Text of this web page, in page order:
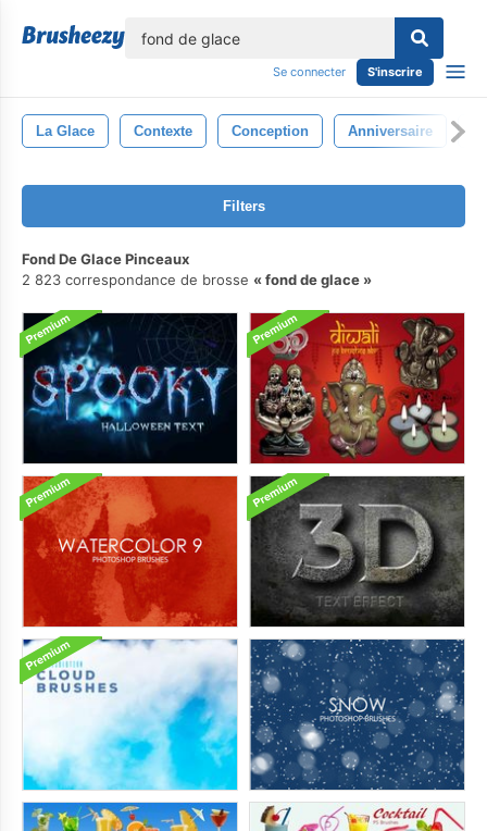
Se connecter S'inscrire
La Glace Contexte Conception Anniversaire
Filters
Fond De Glace Pinceaux
2 823 correspondance de brosse
fond de glace